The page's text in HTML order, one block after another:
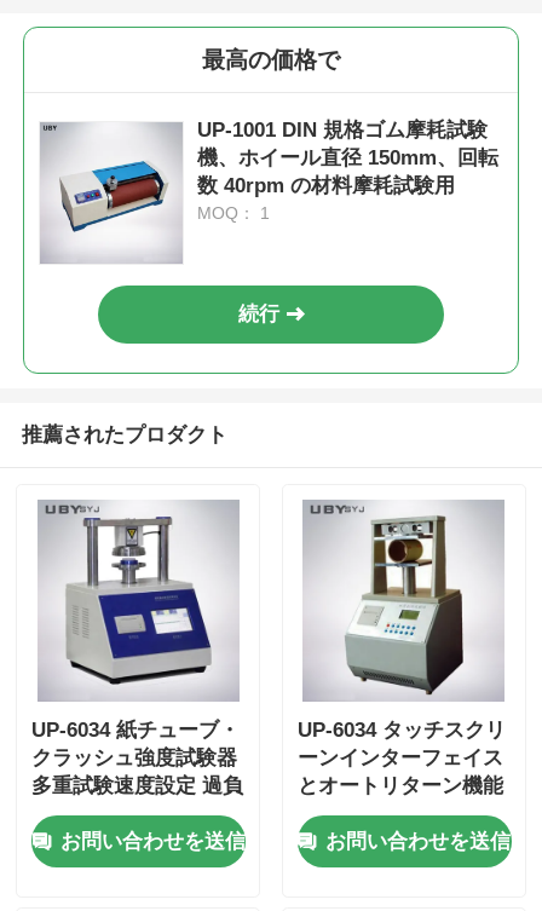
最高の価格で
UP-1001 DIN 規格ゴム摩耗試験
機、ホイール直径 150mm、回転
数 40rpm の材料摩耗試験用
MOQ： 1
続行
推薦されたプロダクト
UP-6034 紙チューブ・
クラッシュ強度試験器
多重試験速度設定 過負
荷防止とISO11093-9適
合性お問い合わせを送信
UP-6034 タッチスクリ
ーンインターフェイス
とオートリターン機能
を備えたユーザーフレ
ンドリーな紙管圧壊強
度試験機
お問い合わせを送信